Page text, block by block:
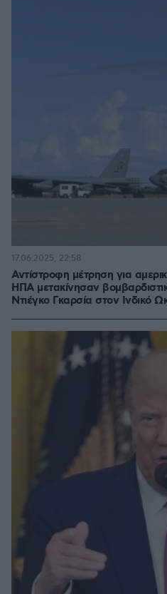
Αντίστροφη μέτρηση για
ΗΠΑ μετακίνησαν
Ντιέγκο Γκαρσία στον Ινδικό
17.06.2025, 22:58